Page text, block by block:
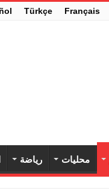
Français
Türkçe
محليات رياضة